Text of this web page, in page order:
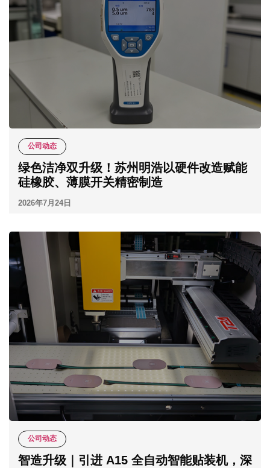
公司动态
绿色洁净双升级！苏州明浩以硬件改造赋能
硅橡胶、薄膜开关精密制造
2026年7月24日
公司动态
智造升级｜引进 A15 全自动智能贴装机，深